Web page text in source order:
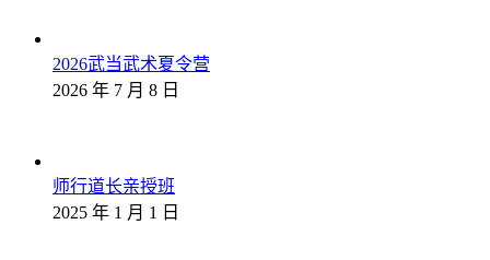
2026武当武术夏令营
2026 年 7 月 8 日
师行道长亲授班
2025 年 1 月 1 日